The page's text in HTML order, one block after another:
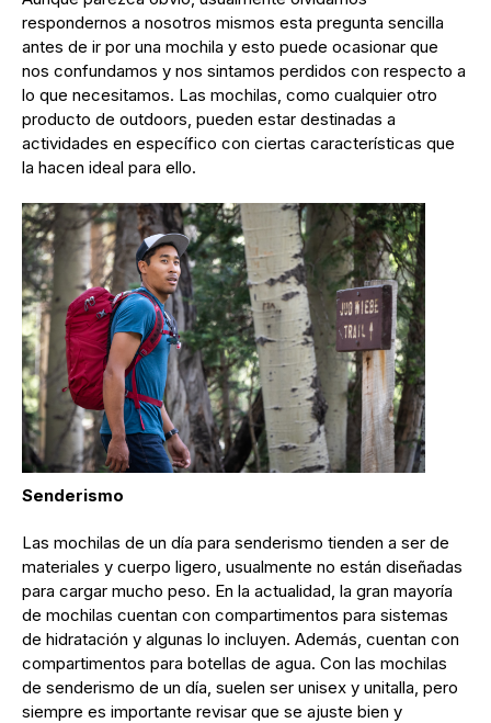
respondernos a nosotros mismos esta pregunta sencilla
antes de ir por una mochila y esto puede ocasionar que
nos confundamos y nos sintamos perdidos con respecto a
lo que necesitamos. Las mochilas, como cualquier otro
producto de outdoors, pueden estar destinadas a
actividades en específico con ciertas características que
la hacen ideal para ello.
Senderismo
Las mochilas de un día para senderismo tienden a ser de
materiales y cuerpo ligero, usualmente no están diseñadas
para cargar mucho peso. En la actualidad, la gran mayoría
de mochilas cuentan con compartimentos para sistemas
de hidratación y algunas lo incluyen. Además, cuentan con
compartimentos para botellas de agua. Con las mochilas
de senderismo de un día, suelen ser unisex y unitalla, pero
siempre es importante revisar que se ajuste bien y